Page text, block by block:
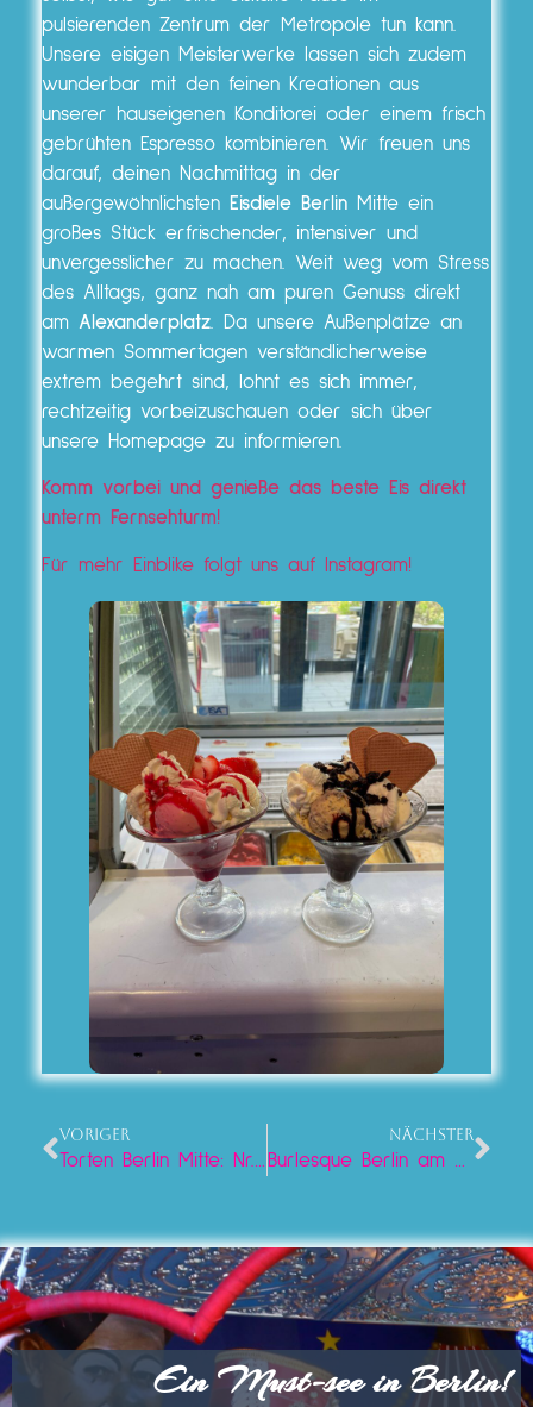
pulsierenden Zentrum der Metropole tun kann.
Unsere eisigen Meisterwerke lassen sich zudem
wunderbar mit den feinen Kreationen aus
unserer hauseigenen Konditorei oder einem frisch
gebrühten Espresso kombinieren. Wir freuen uns
darauf, deinen Nachmittag in der
außergewöhnlichsten Eisdiele Berlin Mitte ein
großes Stück erfrischender, intensiver und
unvergesslicher zu machen. Weit weg vom Stress
des Alltags, ganz nah am puren Genuss direkt
am Alexanderplatz. Da unsere Außenplätze an
warmen Sommertagen verständlicherweise
extrem begehrt sind, lohnt es sich immer,
rechtzeitig vorbeizuschauen oder sich über
unsere Homepage zu informieren.
Komm vorbei und genieße das beste Eis direkt
unterm Fernsehturm!
Für mehr Einblike folgt uns auf Instagram!
VORIGER
Torten Berlin Mitte: Nr. 1 Handgemachte Konditoreikunst am Alex
NÄCHSTER
Burlesque Berlin am Wochenende: Die sündigen Nächte unterm Alex 2026
Ein Must-see in Berlin!